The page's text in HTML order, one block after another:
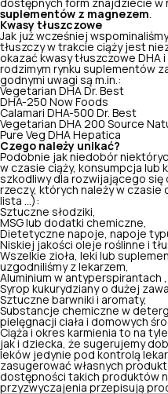
dostępnych form znajdziecie w
suplementów z magnezem
Kwasy tłuszczowe
Jak już wcześniej
tłuszczy w trakcie ciąży jest
okazać kwasy tłuszczowe DHA
rodzimym rynku suplementów
godnymi uwagi są m.in.:
Vegetarian DHA Dr. Best
DHA-250 Now Foods
Calamari DHA-500 Dr. Best
Vegetarian DHA 200 Source
Pure Veg DHA Hepatica
Czego należy unikać?
Podobnie jak niedobór
w czasie ciąży, konsumpcja lub
szkodliwy dla rozwijającego się
rzeczy, których należy w czasie
lista ...):
Sztuczne słodziki,
MSG lub dodatki chemiczne,
Dietetyczne napoje, napoje
Niskiej jakości oleje roślinne i
Wszelkie zioła, leki lub
uzgodniliśmy z lekarzem,
Aluminium w antyperspirantach ,
Syrop kukurydziany o dużej
Sztuczne barwniki i aromaty,
Substancje chemiczne w
pielęgnacji ciała i domowych
Ciąża i okres karmienia to na
jak i dziecka, że sugerujemy
leków jedynie pod kontrolą
zasugerować własnych
dostępności takich produktów
przyzwyczajenia przepisują